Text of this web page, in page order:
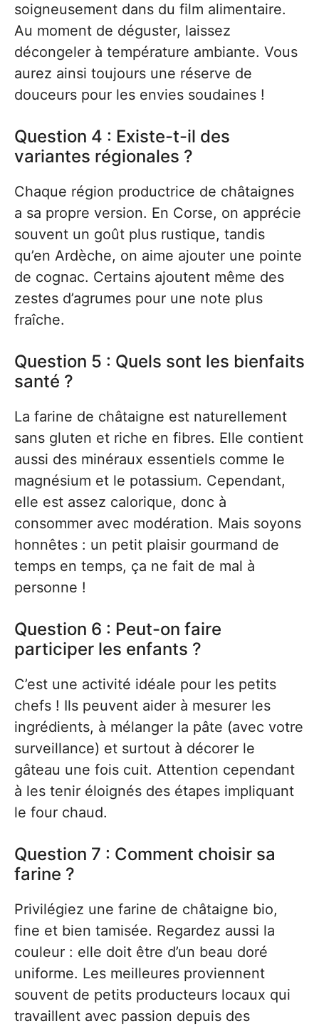
soigneusement dans du film alimentaire.
Au moment de déguster, laissez
décongeler à température ambiante. Vous
aurez ainsi toujours une réserve de
douceurs pour les envies soudaines !
Question 4 : Existe-t-il des
variantes régionales ?
Chaque région productrice de châtaignes
a sa propre version. En Corse, on apprécie
souvent un goût plus rustique, tandis
qu’en Ardèche, on aime ajouter une pointe
de cognac. Certains ajoutent même des
zestes d’agrumes pour une note plus
fraîche.
Question 5 : Quels sont les bienfaits
santé ?
La farine de châtaigne est naturellement
sans gluten et riche en fibres. Elle contient
aussi des minéraux essentiels comme le
magnésium et le potassium. Cependant,
elle est assez calorique, donc à
consommer avec modération. Mais soyons
honnêtes : un petit plaisir gourmand de
temps en temps, ça ne fait de mal à
personne !
Question 6 : Peut-on faire
participer les enfants ?
C’est une activité idéale pour les petits
chefs ! Ils peuvent aider à mesurer les
ingrédients, à mélanger la pâte (avec votre
surveillance) et surtout à décorer le
gâteau une fois cuit. Attention cependant
à les tenir éloignés des étapes impliquant
le four chaud.
Question 7 : Comment choisir sa
farine ?
Privilégiez une farine de châtaigne bio,
fine et bien tamisée. Regardez aussi la
couleur : elle doit être d’un beau doré
uniforme. Les meilleures proviennent
souvent de petits producteurs locaux qui
travaillent avec passion depuis des